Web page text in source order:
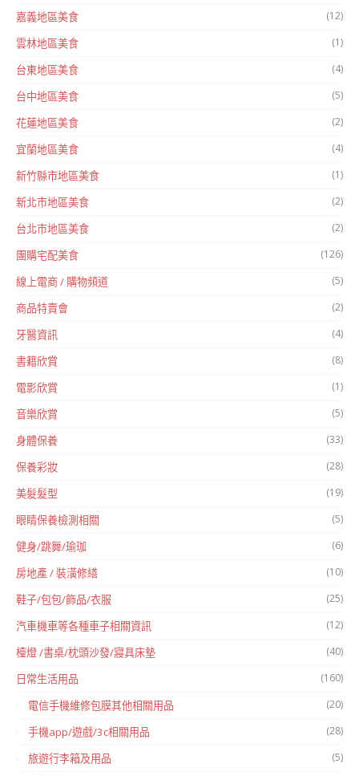
嘉義地區美食 (12)
雲林地區美食 (1)
台東地區美食 (4)
台中地區美食 (5)
花蓮地區美食 (2)
宜蘭地區美食 (4)
新竹縣市地區美食 (1)
新北市地區美食 (2)
台北市地區美食 (2)
團購宅配美食 (126)
線上電商 / 購物頻道 (5)
商品特賣會 (2)
牙醫資訊 (4)
書籍欣賞 (8)
電影欣賞 (1)
音樂欣賞 (5)
身體保養 (33)
保養彩妝 (28)
美髮髮型 (19)
眼睛保養檢測相關 (5)
健身/跳舞/瑜珈 (6)
房地產 / 裝潢修繕 (10)
鞋子/包包/飾品/衣服 (25)
汽車機車等各種車子相關資訊 (12)
檯燈 /書桌/枕頭沙發/寢具床墊 (40)
日常生活用品 (160)
電信手機維修包膜其他相關用品 (20)
手機app/遊戲/3c相關用品 (28)
旅遊行李箱及用品 (5)